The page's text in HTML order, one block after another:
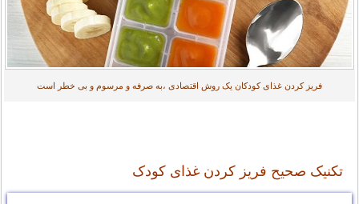
فریز کردن غذای کودکان یک روش اقتصادی ،به صرفه و مرسوم و بی خطر است
تکنیک صحیح فریز کردن غذای کودک